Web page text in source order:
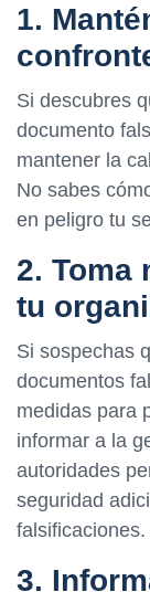
1.
Si descubres
documento
mantener la
No sabes
en peligro tu
2. Toma
tu
Si sospechas
documentos
medidas para
informar a la
autoridades
seguridad
falsificaciones.
3.